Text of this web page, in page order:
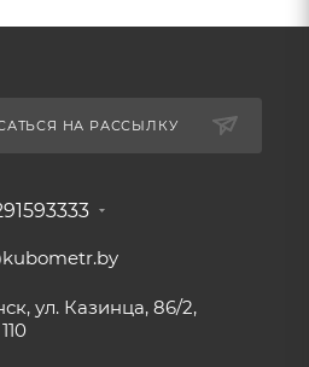
НА РАССЫЛКУ
ул. Казинца, 86/2,